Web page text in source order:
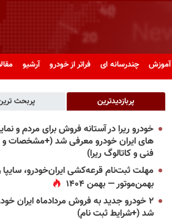
آموزش چندرسانه ای فراتر از خودرو آرشیو
پربازدیدترین پربحث
خودرو ریرا در آستانه فروش برای مردم و
های ایران خودرو معرفی شد (+مشخصات و
فنی و کاتالوگ ریرا)
مهلت ثبت‌نام قرعه‌کشی ایران‌خودرو، سایپا
بهمن‌موتور — بهمن ۱۴۰۴
۲ خودرو جدید به فروش مردادماه ایران
شد (+شرایط ثبت نام)